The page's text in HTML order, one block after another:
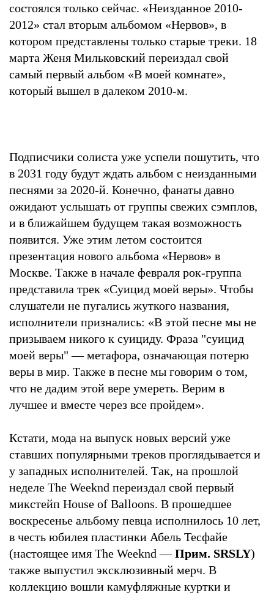
состоялся только сейчас. «Неизданное 2010-
2012» стал вторым альбомом «Нервов», в
котором представлены только старые треки. 18
марта Женя Мильковский переиздал свой
самый первый альбом «В моей комнате»,
который вышел в далеком 2010-м.
Подписчики солиста уже успели пошутить, что
в 2031 году будут ждать альбом с неизданными
песнями за 2020-й. Конечно, фанаты давно
ожидают услышать от группы свежих сэмплов,
и в ближайшем будущем такая возможность
появится. Уже этим летом состоится
презентация нового альбома «Нервов» в
Москве. Также в начале февраля рок-группа
представила трек «Суицид моей веры». Чтобы
слушатели не пугались жуткого названия,
исполнители признались: «В этой песне мы не
призываем никого к суициду. Фраза "суицид
моей веры" — метафора, означающая потерю
веры в мир. Также в песне мы говорим о том,
что не дадим этой вере умереть. Верим в
лучшее и вместе через все пройдем».
Кстати, мода на выпуск новых версий уже
ставших популярными треков проглядывается и
у западных исполнителей. Так, на прошлой
неделе The Weeknd переиздал свой первый
микстейп House of Balloons. В прошедшее
воскресенье альбому певца исполнилось 10 лет,
в честь юбилея пластинки Абель Тесфайе
(настоящее имя The Weeknd —Прим. SRSLY)
также выпустил эксклюзивный мерч. В
коллекцию вошли камуфляжные куртки и